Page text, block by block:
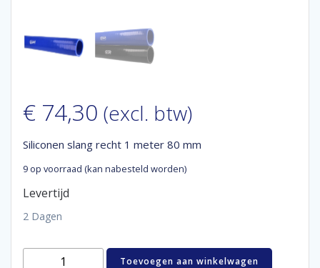
€ 74,30 (excl. btw)
Siliconen slang recht 1 meter 80 mm
9 op voorraad (kan nabesteld worden)
Levertijd
2 Dagen
Siliconen
Toevoegen aan winkelwagen